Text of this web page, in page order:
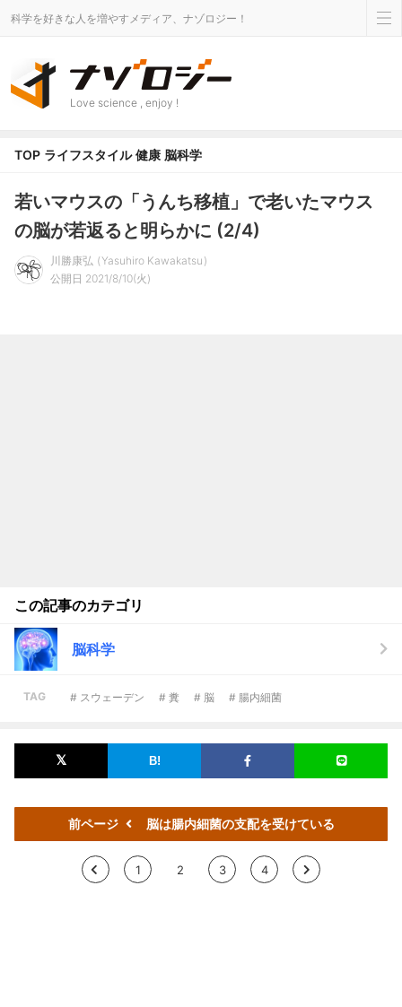
科学を好きな人を増やすメディア、ナゾロジー！
Love science , enjoy !
TOP ライフスタイル 健康 脳科学
若いマウスの「うんち移植」で老いたマウス
の脳が若返ると明らかに (2/4)
川勝康弘
Yasuhiro Kawakatsu
公開日 2021/8/10(火)
この記事のカテゴリ
脳科学
TAG # スウェーデン # 糞 # 脳 # 腸内細菌
前ページ 脳は腸内細菌の支配を受けている
< 1 2 3 4 >